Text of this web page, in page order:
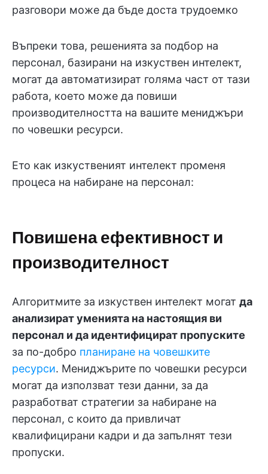
разговори може да бъде доста трудоемко
Въпреки това, решенията за подбор на
персонал, базирани на изкуствен интелект,
могат да автоматизират голяма част от тази
работа, което може да повиши
производителността на вашите мениджъри
по човешки ресурси.
Ето как изкуственият интелект променя
процеса на набиране на персонал:
Повишена ефективност и
производителност
Алгоритмите за изкуствен интелект могат да
анализират уменията на настоящия ви
персонал и да идентифицират пропуските
за по-добро планиране на човешките
ресурси. Мениджърите по човешки ресурси
могат да използват тези данни, за да
разработват стратегии за набиране на
персонал, с които да привличат
квалифицирани кадри и да запълнят тези
пропуски.